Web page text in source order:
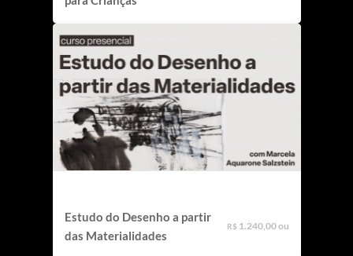
Estudo do Desenho a partir
das Materialidades
R$ 1.240,00 ou